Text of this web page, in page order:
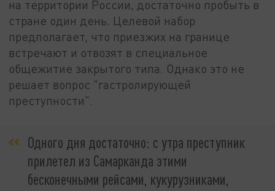
на территории России, достаточно пробыть в
стране один день. Целевой набор
предполагает, что приезжих на границе
встречают и отвозят в специальное
общежитие закрытого типа. Однако это не
решает вопрос "гастролирующей
преступности".
Одного дня достаточно: с утра преступник
прилетел из Самарканда этими
бесконечными рейсами, кукурузниками,